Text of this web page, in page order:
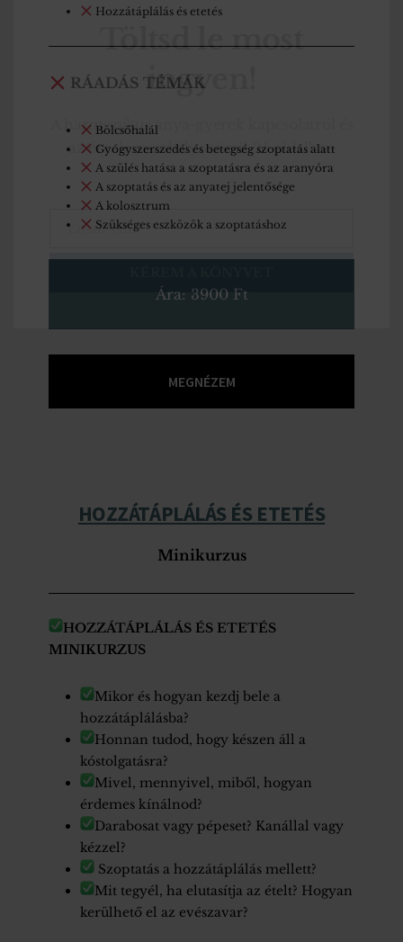
Hozzátáplálás és etetés
RÁADÁS TÉMÁK
Bölcsőhalál
Gyógyszerszedés és betegség szoptatás alatt
A szülés hatása a szoptatásra és az aranyóra
A szoptatás és az anyatej jelentősége
A kolosztrum
Szükséges eszközök a szoptatáshoz
Ára: 3900 Ft
MEGNÉZEM
HOZZÁTÁPLÁLÁS ÉS ETETÉS
Minikurzus
HOZZÁTÁPLÁLÁS ÉS ETETÉS
MINIKURZUS
Mikor és hogyan kezdj bele a
hozzátáplálásba?
Honnan tudod, hogy készen áll a
kóstolgatásra?
Mivel, mennyivel, miből, hogyan
érdemes kínálnod?
Darabosat vagy pépeset? Kanállal vagy
kézzel?
Szoptatás a hozzátáplálás mellett?
Mit tegyél, ha elutasítja az ételt? Hogyan
kerülhető el az evészavar?
Töltsd le most
ingyen!
A harmonikus anya-gyerek kapcsolatról és
az érzelemszabályozásról 25 oldalban
Email-cím